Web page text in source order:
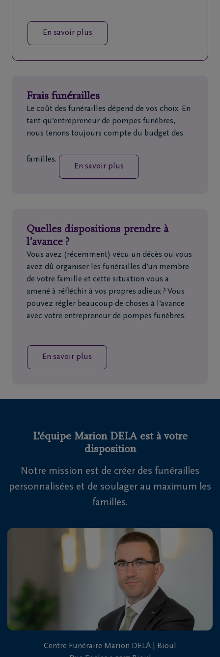
En savoir plus
Frais funérailles
Le coût des funérailles dépend de vos choix. En
tant qu’entrepreneur de pompes funèbres,
nous tenons toujours compte du budget des
familles.
En savoir plus
Quelles dispositions prendre à
l’avance ?
Vous avez (récemment) vécu un décès ou vous
avez dû organiser les funérailles d’un membre
de votre famille et cette situation vous a
amené à réfléchir à vos propres adieux ? Vous
pouvez régler beaucoup de choses à l’avance
avec votre entrepreneur de pompes funèbres.
En savoir plus
L'équipe Marion DELA est à votre
disposition
Notre mission est de créer des funérailles
personnalisées et de soulager au maximum les
familles.
Centre Funéraire Marion DELA | Bioul